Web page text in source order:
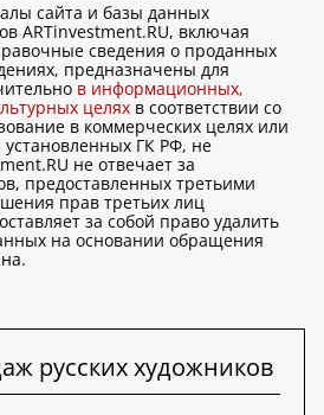
сайта и базы данных
ARTinvestment.RU, включая
сведения о проданных
предназначены для
в информационных,
целях в соответствии со
в коммерческих целях или
ГК РФ, не
не отвечает за
предоставленных третьими
прав третьих лиц
за собой право удалить
на основании обращения
русских художников